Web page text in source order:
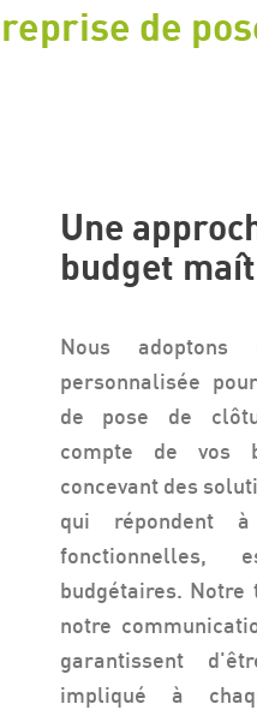
de
Une
budget
Nous adoptons
personnalisée
de pose de
compte de vos
concevant des
qui répondent
fonctionnelles,
budgétaires. Notre
notre
garantissent
impliqué à